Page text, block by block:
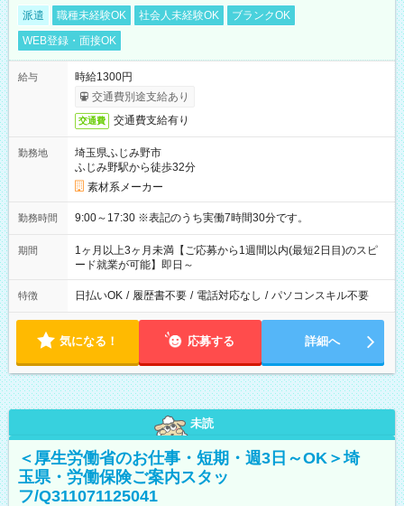
派遣 職種未経験OK 社会人未経験OK
ブランクOK
WEB登録・面接OK
給与
時給1300円
交通費別途支給あり
交通費 交通費支給有り
勤務地
埼玉県ふじみ野市
ふじみ野駅から徒歩32分
素材系メーカー
勤務時間 9:00～17:30 ※表記のうち実働7時間30分です。
期間
1ヶ月以上3ヶ月未満【ご応募から1週間以内(最短2日目)のスピ
ード就業が可能】即日～
特徴 日払いOK / 履歴書不要 / 電話対応なし / パソコンスキル不要
気になる！ 応募する 詳細へ
未読
＜厚生労働省のお仕事・短期・週3日～OK＞埼
玉県・労働保険ご案内スタッ
フ/Q311071125041